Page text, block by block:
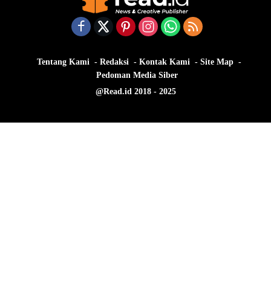
Tentang Kami Redaksi Kontak Kami
Site Map
Pedoman Media Siber
@Read.id 2018 - 2025